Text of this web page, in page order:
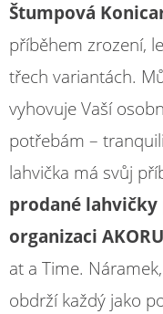
Štumpová
příběhem zrození,
třech variantách.
vyhovuje Vaší
potřebám –
lahvička má svůj
prodané
organizaci
at a Time.
obdrží každý jako